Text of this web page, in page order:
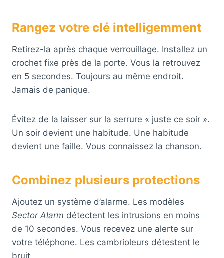
Rangez votre clé intelligemment
Retirez-la après chaque verrouillage. Installez un
crochet fixe près de la porte. Vous la retrouvez
en 5 secondes. Toujours au même endroit.
Jamais de panique.
Évitez de la laisser sur la serrure « juste ce soir ».
Un soir devient une habitude. Une habitude
devient une faille. Vous connaissez la chanson.
Combinez plusieurs protections
Ajoutez un système d’alarme. Les modèles
Sector Alarm détectent les intrusions en moins
de 10 secondes. Vous recevez une alerte sur
votre téléphone. Les cambrioleurs détestent le
bruit.